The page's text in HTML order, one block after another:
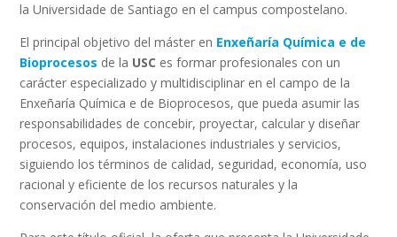
la Universidade de Santiago en el campus compostelano.
El principal objetivo del máster en Enxeñaría Química e de
Bioprocesos de la USC es formar profesionales con un
carácter especializado y multidisciplinar en el campo de la
Enxeñaría Química e de Bioprocesos, que pueda asumir las
responsabilidades de concebir, proyectar, calcular y diseñar
procesos, equipos, instalaciones industriales y servicios,
siguiendo los términos de calidad, seguridad, economía, uso
racional y eficiente de los recursos naturales y la
conservación del medio ambiente.